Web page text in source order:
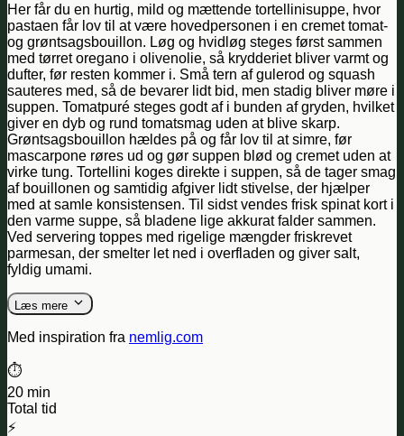
Her får du en hurtig, mild og mættende tortellinisuppe, hvor
pastaen får lov til at være hovedpersonen i en cremet tomat-
og grøntsagsbouillon. Løg og hvidløg steges først sammen
med tørret oregano i olivenolie, så krydderiet bliver varmt og
dufter, før resten kommer i. Små tern af gulerod og squash
sauteres med, så de bevarer lidt bid, men stadig bliver møre i
suppen. Tomatpuré steges godt af i bunden af gryden, hvilket
giver en dyb og rund tomatsmag uden at blive skarp.
Grøntsagsbouillon hældes på og får lov til at simre, før
mascarpone røres ud og gør suppen blød og cremet uden at
virke tung. Tortellini koges direkte i suppen, så de tager smag
af bouillonen og samtidig afgiver lidt stivelse, der hjælper
med at samle konsistensen. Til sidst vendes frisk spinat kort i
den varme suppe, så bladene lige akkurat falder sammen.
Ved servering toppes med rigelige mængder friskrevet
parmesan, der smelter let ned i overfladen og giver salt,
fyldig umami.
Læs mere
Med inspiration fra nemlig.com
⏱️
20 min
Total tid
⚡